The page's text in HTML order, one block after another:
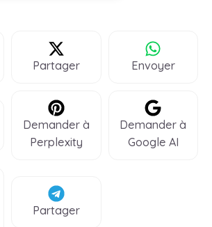
Partager Envoyer
Demander à
Perplexity
Demander à
Google AI
Partager